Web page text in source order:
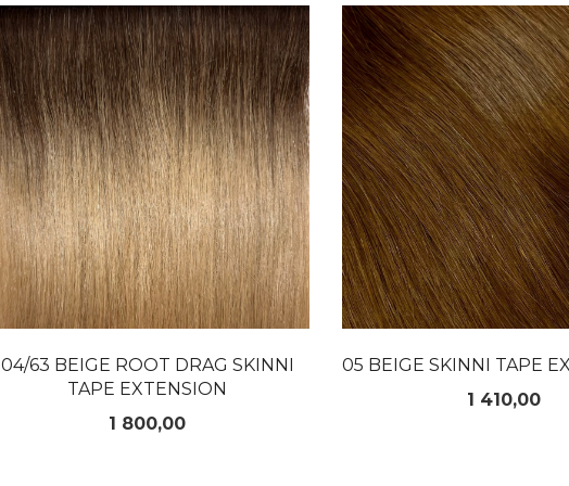
04/63 BEIGE ROOT DRAG SKINNI
TAPE EXTENSION
Pris
1 800,00
05 BEIGE SKINNI TAPE
Pris
1 410,00